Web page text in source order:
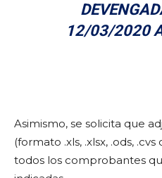
12/03/2020
Asimismo, se solicita que
(formato .xls, .xlsx, .ods,
todos los comprobantes